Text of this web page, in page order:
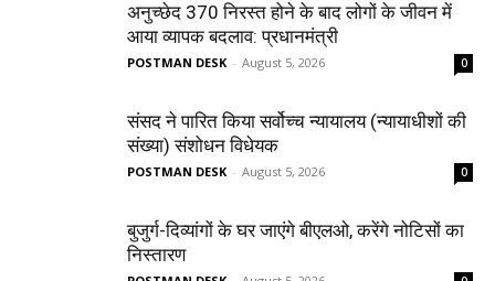
अनुच्छेद 370 निरस्त होने के बाद लोगों के जीवन में
आया व्यापक बदलाव: प्रधानमंत्री
POSTMAN DESK - August 5, 2026 0
संसद ने पारित किया सर्वोच्च न्यायालय (न्यायाधीशों की
संख्या) संशोधन विधेयक
POSTMAN DESK - August 5, 2026 0
बुजुर्ग-दिव्यांगों के घर जाएंगे बीएलओ, करेंगे नोटिसों का
निस्तारण